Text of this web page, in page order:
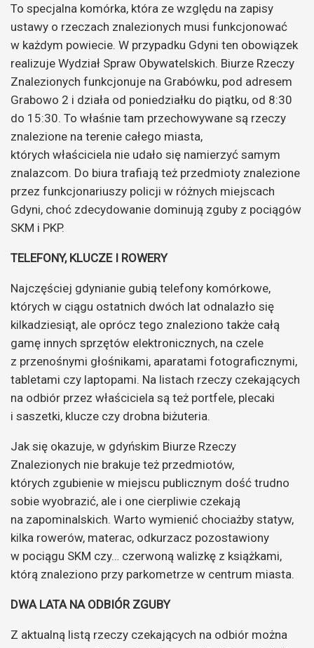
To specjalna komórka, która ze względu na zapisy
ustawy o rzeczach znalezionych musi funkcjonować
w każdym powiecie. W przypadku Gdyni ten obowiązek
realizuje Wydział Spraw Obywatelskich. Biurze Rzeczy
Znalezionych funkcjonuje na Grabówku, pod adresem
Grabowo 2 i działa od poniedziałku do piątku, od 8:30
do 15:30. To właśnie tam przechowywane są rzeczy
znalezione na terenie całego miasta,
których właściciela nie udało się namierzyć samym
znalazcom. Do biura trafiają też przedmioty znalezione
przez funkcjonariuszy policji w różnych miejscach
Gdyni, choć zdecydowanie dominują zguby z pociągów
SKM i PKP.
TELEFONY, KLUCZE I ROWERY
Najczęściej gdynianie gubią telefony komórkowe,
których w ciągu ostatnich dwóch lat odnalazło się
kilkadziesiąt, ale oprócz tego znaleziono także całą
gamę innych sprzętów elektronicznych, na czele
z przenośnymi głośnikami, aparatami fotograficznymi,
tabletami czy laptopami. Na listach rzeczy czekających
na odbiór przez właściciela są też portfele, plecaki
i saszetki, klucze czy drobna biżuteria.
Jak się okazuje, w gdyńskim Biurze Rzeczy
Znalezionych nie brakuje też przedmiotów,
których zgubienie w miejscu publicznym dość trudno
sobie wyobrazić, ale i one cierpliwie czekają
na zapominalskich. Warto wymienić chociażby statyw,
kilka rowerów, materac, odkurzacz pozostawiony
w pociągu SKM czy… czerwoną walizkę z książkami,
którą znaleziono przy parkometrze w centrum miasta.
DWA LATA NA ODBIÓR ZGUBY
Z aktualną listą rzeczy czekających na odbiór można